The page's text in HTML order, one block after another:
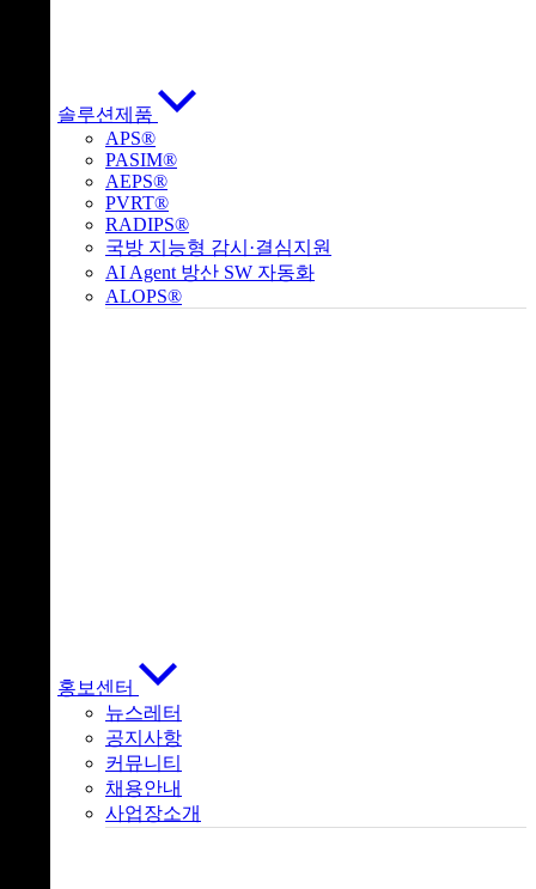
솔루션제품
APS®
PASIM®
AEPS®
PVRT®
RADIPS®
국방 지능형 감시·결심지원
AI Agent 방산 SW 자동화
ALOPS®
홍보센터
뉴스레터
공지사항
커뮤니티
채용안내
사업장소개